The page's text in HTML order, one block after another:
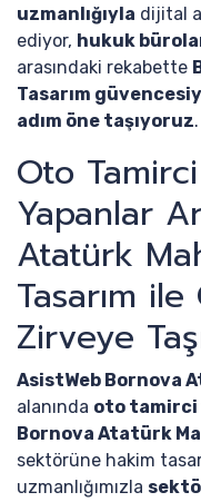
uzmanlığıyla dijital
ediyor, hukuk
arasındaki rekabette
Tasarım
adım öne taşıyoruz.
Oto
Yapanlar
Atatürk
Tasarım ile
Zirveye
AsistWeb Bornova
alanında oto tamirci
Bornova Atatürk
sektörüne hakim
uzmanlığımızla